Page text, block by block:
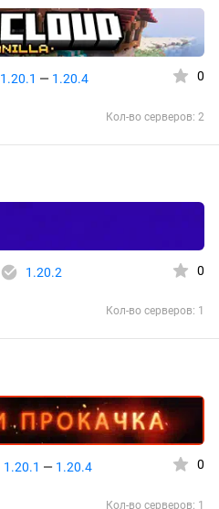
1.20.1 — 1.20.4 0
Кол-во серверов: 2
1.20.2 0
Кол-во серверов: 1
1.20.1 — 1.20.4 0
Кол-во серверов: 1